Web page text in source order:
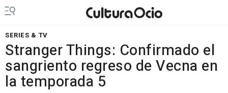
SERIES & TV
Stranger Things: Confirmado el
sangriento regreso de Vecna en
la temporada 5